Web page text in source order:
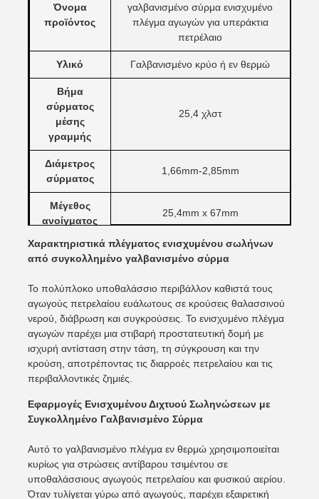
Όνομα
προϊόντος
γαλβανισμένο σύρμα ενισχυμένο
πλέγμα αγωγών για υπεράκτια
πετρέλαιο
Υλικό Γαλβανισμένο κρύο ή εν θερμώ
Βήμα
σύρματος
μέσης
γραμμής
25,4 χλστ
Διάμετρος
σύρματος
1,66mm-2,85mm
Μέγεθος
ανοίγματος
25,4mm x 67mm
Cross Wire
Pitch
67 mm ή 92,4 mm
Πλάτος ανά
ρολό
190,5 mm ή προσαρμοσμένο
Μήκος ανά
ρολό
140mm, 280mm ή προσαρμοσμένο
Διάμετρος
Επεξεργασία
Γαλβανισμένο εν θερμώ
Χαρακτηριστικά πλέγματος ενισχυμένου σωλήνων
από συγκολλημένο γαλβανισμένο σύρμα
Το πολύπλοκο υποθαλάσσιο περιβάλλον καθιστά τους
αγωγούς πετρελαίου ευάλωτους σε κρούσεις θαλασσινού
νερού, διάβρωση και συγκρούσεις. Το ενισχυμένο πλέγμα
αγωγών παρέχει μια στιβαρή προστατευτική δομή με
ισχυρή αντίσταση στην τάση, τη σύγκρουση και την
κρούση, αποτρέποντας τις διαρροές πετρελαίου και τις
περιβαλλοντικές ζημιές.
Εφαρμογές Ενισχυμένου Διχτυού Σωληνώσεων με
Συγκολλημένο Γαλβανισμένο Σύρμα
Αυτό το γαλβανισμένο πλέγμα εν θερμώ χρησιμοποιείται
κυρίως για στρώσεις αντίβαρου τσιμέντου σε
υποθαλάσσιους αγωγούς πετρελαίου και φυσικού αερίου.
Όταν τυλίγεται γύρω από αγωγούς, παρέχει εξαιρετική